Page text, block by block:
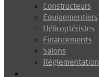
Constructeurs
Equipementiers
Hélicoptéristes
Financements
Salons
Réglementation